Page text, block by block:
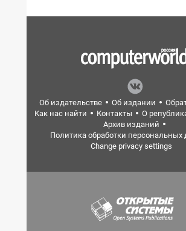
Об издательстве Об издании
Как нас найти
Контакты О
Архив изданий
Политика обработки персональных
Change privacy settings